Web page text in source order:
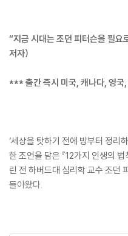
“지금 시대는 조던 피터슨을 필요
저자)
*** 출간 즉시 미국, 캐나다, 영국,
‘세상을 탓하기 전에 방부터 정리
한 조언을 담은 『12가지 인생의
린 전 하버드대 심리학 교수 조던
돌아왔다.